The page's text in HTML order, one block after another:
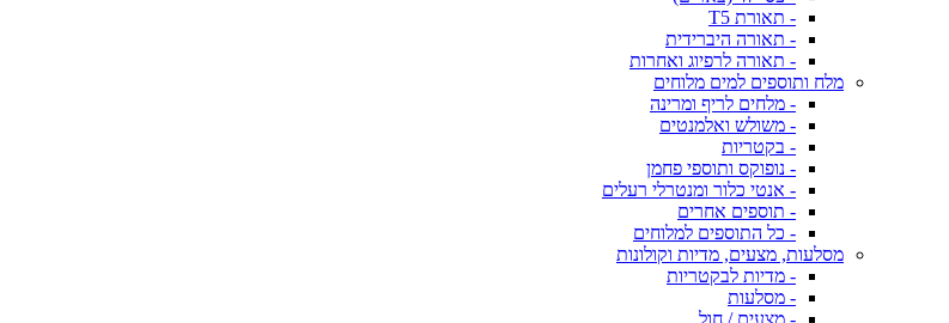
- תאורת T5
- תאורה היברידית
- תאורה לרפיוג ואחרות
מלח ותוספים למים מלוחים
- מלחים לריף ומרינה
- משולש ואלמנטים
- בקטריות
- נופוקס ותוספי פחמן
- אנטי כלור ומנטרלי רעלים
- תוספים אחרים
- כל התוספים למלוחים
מסלעות, מצעים, מדיות וקולונות
- מדיות לבקטריות
- מסלעות
- מצעים / חול